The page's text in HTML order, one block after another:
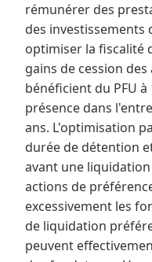
rémunérer des
des investissements
optimiser la fiscalité
gains de cession des
bénéficient du PFU à
présence dans
ans. L'optimisation
durée de détention
avant une
actions de
excessivement les
de liquidation
peuvent